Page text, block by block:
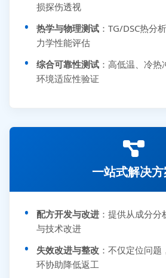
损探伤透视
热学与物理测试 ：TG/DSC热分
力学性能评估
综合可靠性测试 ：高低温、冷
环境适应性验证
一站式解决
配方开发与改进 ：提供从成分
与技术改进
失效改进与整改 ：不仅定位问
环协助降低返工